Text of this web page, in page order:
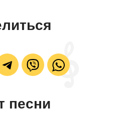
песни